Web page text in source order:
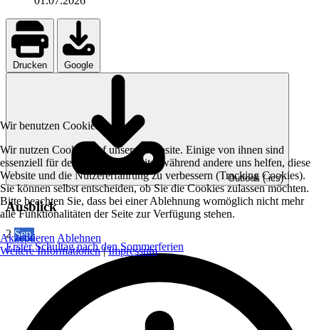
Drucken Google
Outlook (.ics)
Ausblick
2 Sep.
Erster Schultag nach den Sommerferien
Wir benutzen Cookies
Wir nutzen Cookies auf unserer Website. Einige von ihnen sind
essenziell für den Betrieb der Seite, während andere uns helfen, diese
Website und die Nutzererfahrung zu verbessern (Tracking Cookies).
Sie können selbst entscheiden, ob Sie die Cookies zulassen möchten.
Bitte beachten Sie, dass bei einer Ablehnung womöglich nicht mehr
alle Funktionalitäten der Seite zur Verfügung stehen.
Akzeptieren Ablehnen
Weitere Informationen|Impressum